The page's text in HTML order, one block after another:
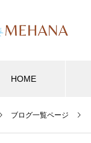
HOME
ブログ一覧ページ